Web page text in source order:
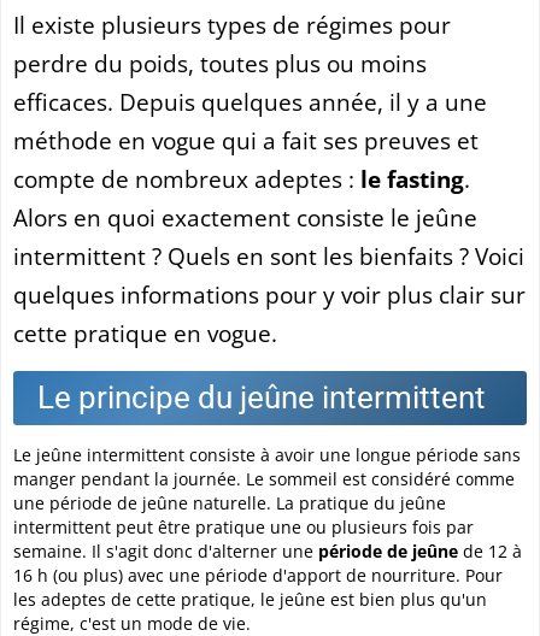
Il existe plusieurs types de régimes pour
perdre du poids, toutes plus ou moins
efficaces. Depuis quelques année, il y a une
méthode en vogue qui a fait ses preuves et
compte de nombreux adeptes : le fasting.
Alors en quoi exactement consiste le jeûne
intermittent ? Quels en sont les bienfaits ? Voici
quelques informations pour y voir plus clair sur
cette pratique en vogue.
Le principe du jeûne intermittent
Le jeûne intermittent consiste à avoir une longue période sans
manger pendant la journée. Le sommeil est considéré comme
une période de jeûne naturelle. La pratique du jeûne
intermittent peut être pratique une ou plusieurs fois par
semaine. Il s'agit donc d'alterner une période de jeûne de 12 à
16 h (ou plus) avec une période d'apport de nourriture. Pour
les adeptes de cette pratique, le jeûne est bien plus qu'un
régime, c'est un mode de vie.